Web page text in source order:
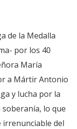
de la Medalla
por los 40
María
a Mártir Antonio
y lucha por la
lo que
del